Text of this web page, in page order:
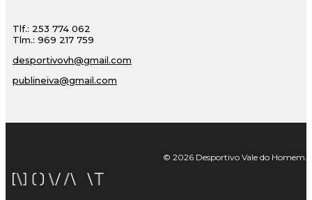
Tlf.: 253 774 062
Tlm.: 969 217 759
desportivovh@gmail.com
publineiva@gmail.com
© 2026 Desportivo Vale do Homem.